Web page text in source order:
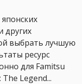
других
выбрать лучшую
ресурс
для Famitsu
Legend...